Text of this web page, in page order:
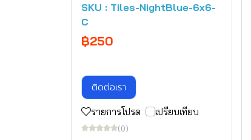
SKU : Tiles-NightBlue-6x6-
C
฿250
ติดต่อเรา
รายการโปรด เปรียบเทียบ
(0)